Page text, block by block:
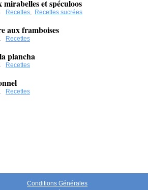
et spéculoos
Recettes, Recettes sucrées
aux framboises
Recettes
plancha
Recettes
Recettes
Conditions Générales